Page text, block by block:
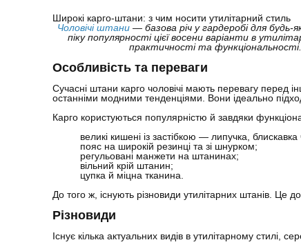
Широкі карго-штани: з чим носити утилітарний стиль
Чоловічі штани — базова річ у гардеробі для
піку популярності цієї восени варіанти в
практичності та
Особливість та переваги
Сучасні штани карго чоловічі мають перевагу перед
останніми модними тенденціями. Вони ідеально
Карго користуються популярністю й завдяки
великі кишені із застібкою — липучка,
пояс на широкій резинці та зі шнурком;
регульовані манжети на штанинах;
вільний крій штанин;
цупка й міцна тканина.
До того ж, існують різновиди утилітарних штанів. Це
Різновиди
Існує кілька актуальних видів в утилітарному стилі,